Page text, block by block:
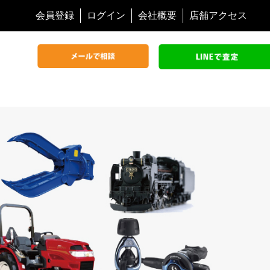
会員登録 ログイン 会社概要 店舗アクセス